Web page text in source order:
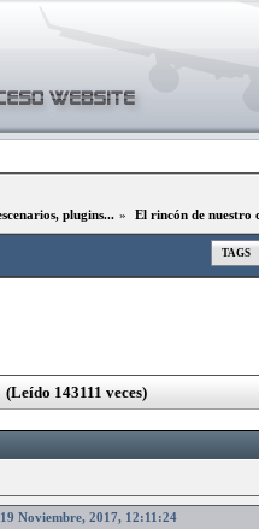
plugins... » El rincón de nuestro
TAGS
143111 veces)
Noviembre, 2017, 12:11:24